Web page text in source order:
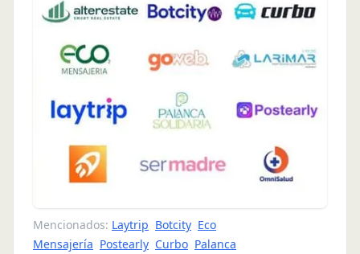
Mencionados: Laytrip Botcity Eco
Mensajería Postearly Curbo Palanca